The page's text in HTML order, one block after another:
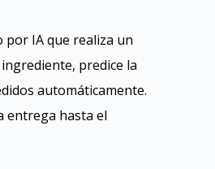
IA que realiza un
predice la
automáticamente.
entrega hasta el